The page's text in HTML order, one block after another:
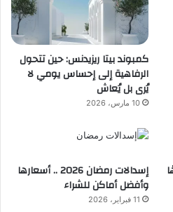
كمبوند بيتا ريزيدنس: حين تتحول
الرفاهية إلى إحساس يومي لا
يُرى بل يُعاش
10 مارس، 2026
إسدالات رمضان 2026 .. أسعارها
وأفضل أماكن للشراء
11 فبراير، 2026